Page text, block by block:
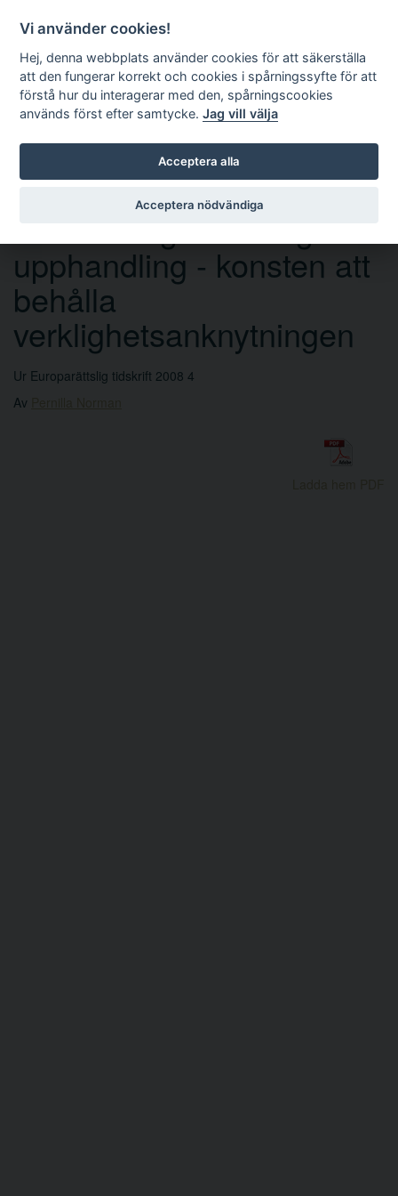
Sök
upphandling - konsten att
behålla
verklighetsanknytningen
Ur Europarättslig tidskrift 2008 4
Av
Vi använder cookies!
Hej, denna webbplats använder cookies för att säkerställa
att den fungerar korrekt och cookies i spårningssyfte för att
förstå hur du interagerar med den, spårningscookies
används först efter samtycke.Jag vill välja
Acceptera alla
Acceptera nödvändiga